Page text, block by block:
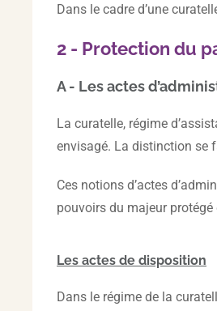
Dans le cadre d’une
2 - Protection du
A - Les actes
La curatelle, régime
envisagé. La distinction se
Ces notions d’actes
pouvoirs du majeur
Les actes de disposition
Dans le régime de la